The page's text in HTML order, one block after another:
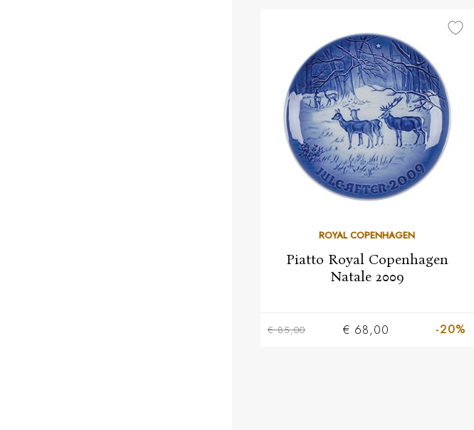
ROYAL COPENHAGEN
Piatto Royal Copenhagen
Natale 2009
€ 85,00 € 68,00 -20%